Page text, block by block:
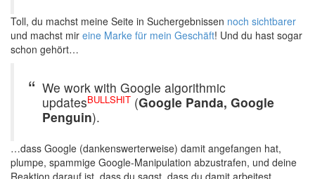
Toll, du machst meine Seite in Suchergebnissen noch sichtbarer
und machst mir eine Marke für mein Geschäft! Und du hast sogar
schon gehört…
We work with Google algorithmic
updatesBULLSHIT (Google Panda, Google
Penguin).
…dass Google (dankenswerterweise) damit angefangen hat,
plumpe, spammige Google-Manipulation abzustrafen, und deine